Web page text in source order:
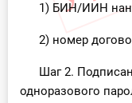
1) БИН/ИИН
2) номер
Шаг 2.
одноразового